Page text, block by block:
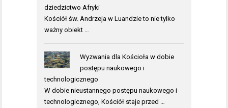
dziedzictwo Afryki
Kościół św. Andrzeja w Luandzie to nie tylko
ważny obiekt …
Wyzwania dla Kościoła w dobie
postępu naukowego i
technologicznego
W dobie nieustannego postępu naukowego i
technologicznego, Kościół staje przed …